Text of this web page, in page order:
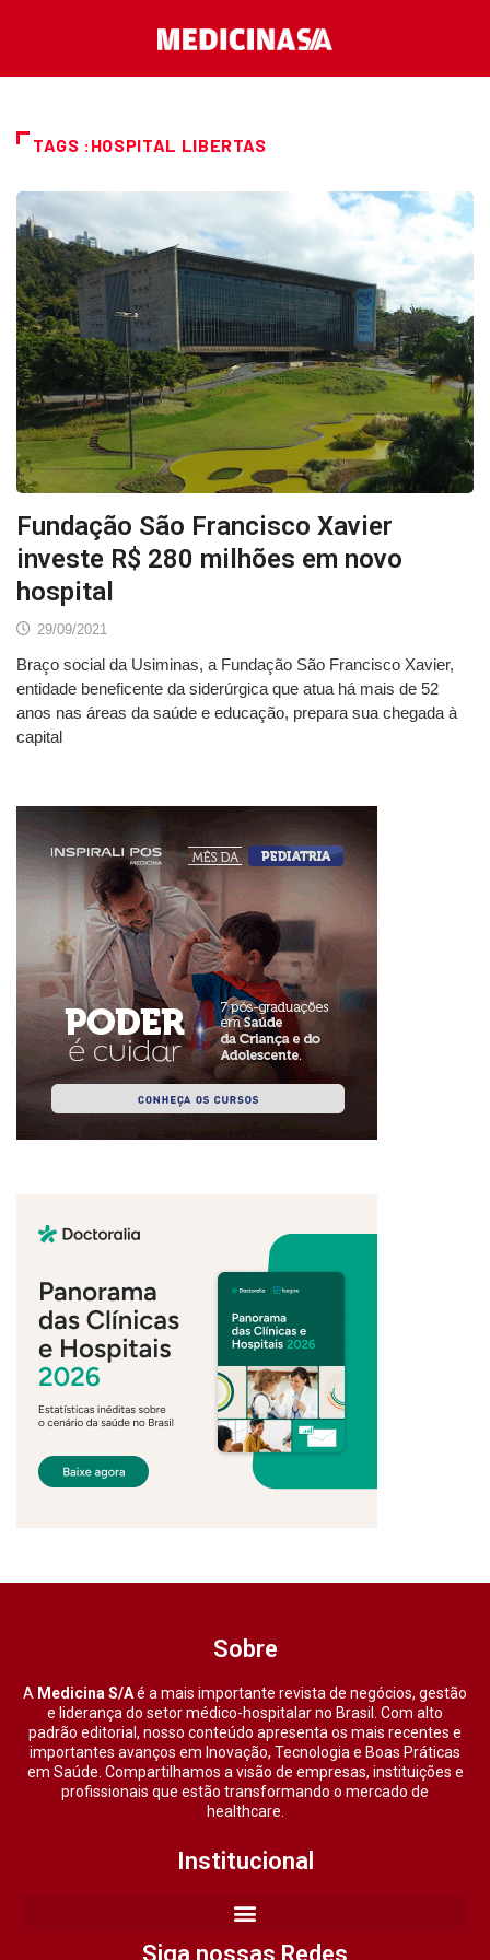
TAGS :HOSPITAL LIBERTAS
Fundação São Francisco Xavier
investe R$ 280 milhões em novo
hospital
29/09/2021
Braço social da Usiminas, a Fundação São Francisco Xavier,
entidade beneficente da siderúrgica que atua há mais de 52
anos nas áreas da saúde e educação, prepara sua chegada à
capital
Sobre
A Medicina S/Aé a mais importante revista de negócios, gestão
e liderança do setor médico-hospitalar no Brasil. Com alto
padrão editorial, nosso conteúdo apresenta os mais recentes e
importantes avanços em Inovação, Tecnologia e Boas Práticas
em Saúde. Compartilhamos a visão de empresas, instituições e
profissionais que estão transformando o mercado de
healthcare.
Institucional
Siga nossas Redes